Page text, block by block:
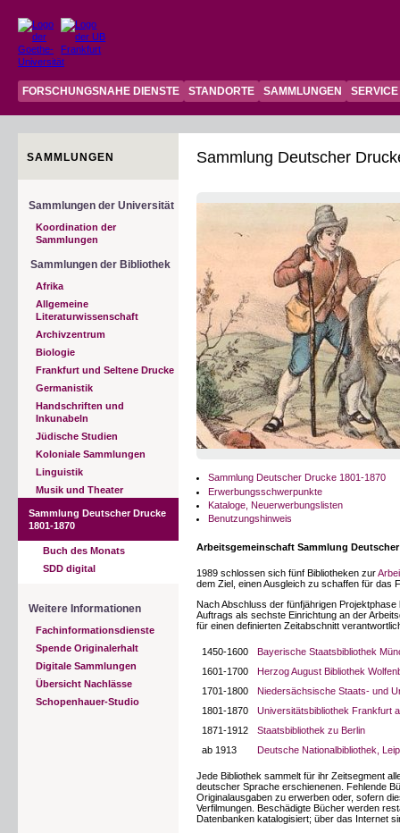
FORSCHUNGSNAHE DIENSTE STANDORTE SAMMLUNGEN SERVICE
SAMMLUNGEN
Sammlungen der Universität
Koordination der
Sammlungen
Sammlungen der Bibliothek
Afrika
Allgemeine
Literaturwissenschaft
Archivzentrum
Biologie
Frankfurt und Seltene Drucke
Germanistik
Handschriften und
Inkunabeln
Jüdische Studien
Koloniale Sammlungen
Linguistik
Musik und Theater
Sammlung Deutscher Drucke
1801-1870
Buch des Monats
SDD digital
Weitere Informationen
Fachinformationsdienste
Spende Originalerhalt
Digitale Sammlungen
Übersicht Nachlässe
Schopenhauer-Studio
Sammlung Deutscher
Sammlung Deutscher Drucke 1801-1870
Erwerbungsschwerpunkte
Kataloge, Neuerwerbungslisten
Benutzungshinweis
Arbeitsgemeinschaft Sammlung
1989 schlossen sich fünf Bibliotheken zur
dem Ziel, einen Ausgleich zu schaffen für das
Nach Abschluss der fünfjährigen
Auftrags als sechste Einrichtung an der
für einen definierten Zeitabschnitt
1450-1600
Bayerische Staatsbibliothek
1601-1700
Herzog August Bibliothek
1701-1800
Niedersächsische Staats- und
1801-1870
Universitätsbibliothek Frankfurt
1871-1912
Staatsbibliothek zu Berlin
ab 1913
Deutsche Nationalbibliothek,
Jede Bibliothek sammelt für ihr Zeitsegment
deutscher Sprache erschienenen. Fehlende
Originalausgaben zu erwerben oder, sofern
Verfilmungen. Beschädigte Bücher werden
Datenbanken katalogisiert; über das Internet